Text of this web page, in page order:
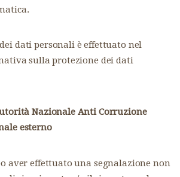
dati personali è effettuato nel
sulla protezione dei dati
Nazionale Anti Corruzione
esterno
aver effettuato una segnalazione non